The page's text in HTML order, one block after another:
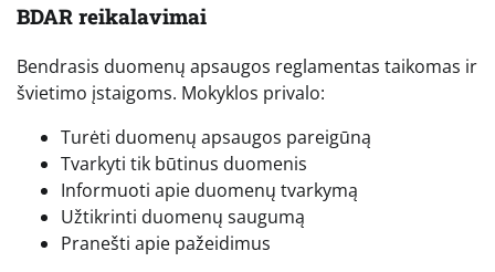
BDAR reikalavimai
Bendrasis duomenų apsaugos reglamentas taikomas ir
švietimo įstaigoms. Mokyklos privalo:
Turėti duomenų apsaugos pareigūną
Tvarkyti tik būtinus duomenis
Informuoti apie duomenų tvarkymą
Užtikrinti duomenų saugumą
Pranešti apie pažeidimus